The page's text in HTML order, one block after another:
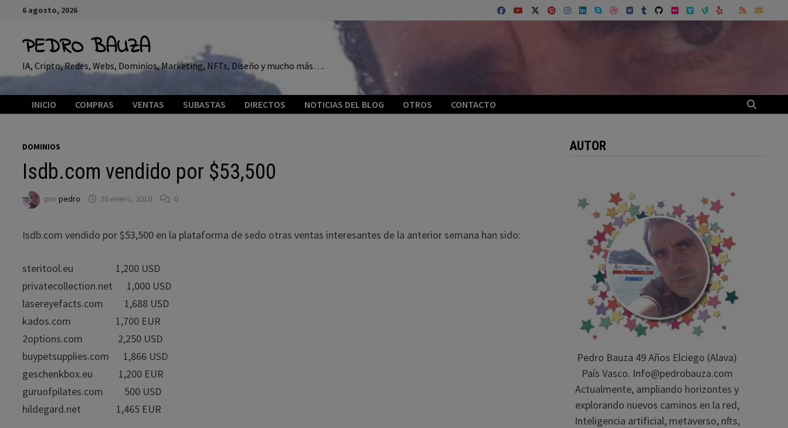
Saltar
contenido
6 agosto, 2026
PEDRO BAUZA
IA, Cripto, Redes, Webs, Dominios, Marketing, NFTs, Diseño y mucho más….
INICIO COMPRAS VENTAS SUBASTAS DIRECTOS NOTICIAS DEL BLOG OTROS CONTACTO
DOMINIOS
Isdb.com vendido por $53,500
porpedro 26 enero, 2010 0
Isdb.com vendido por $53,500 en la plataforma de sedo otras ventas interesantes de la anterior semana han sido:
steritool.eu 1,200 USD
privatecollection.net 1,000 USD
lasereyefacts.com 1,688 USD
kados.com 1,700 EUR
2options.com 2,250 USD
buypetsupplies.com 1,866 USD
geschenkbox.eu 1,200 EUR
guruofpilates.com 500 USD
hildegard.net 1,465 EUR
AUTOR
Pedro Bauza 49 Años Elciego (Alava)
País Vasco. Info@pedrobauza.com
Actualmente, ampliando horizontes y
explorando nuevos caminos en la red,
Inteligencia artificial, metaverso, nfts,